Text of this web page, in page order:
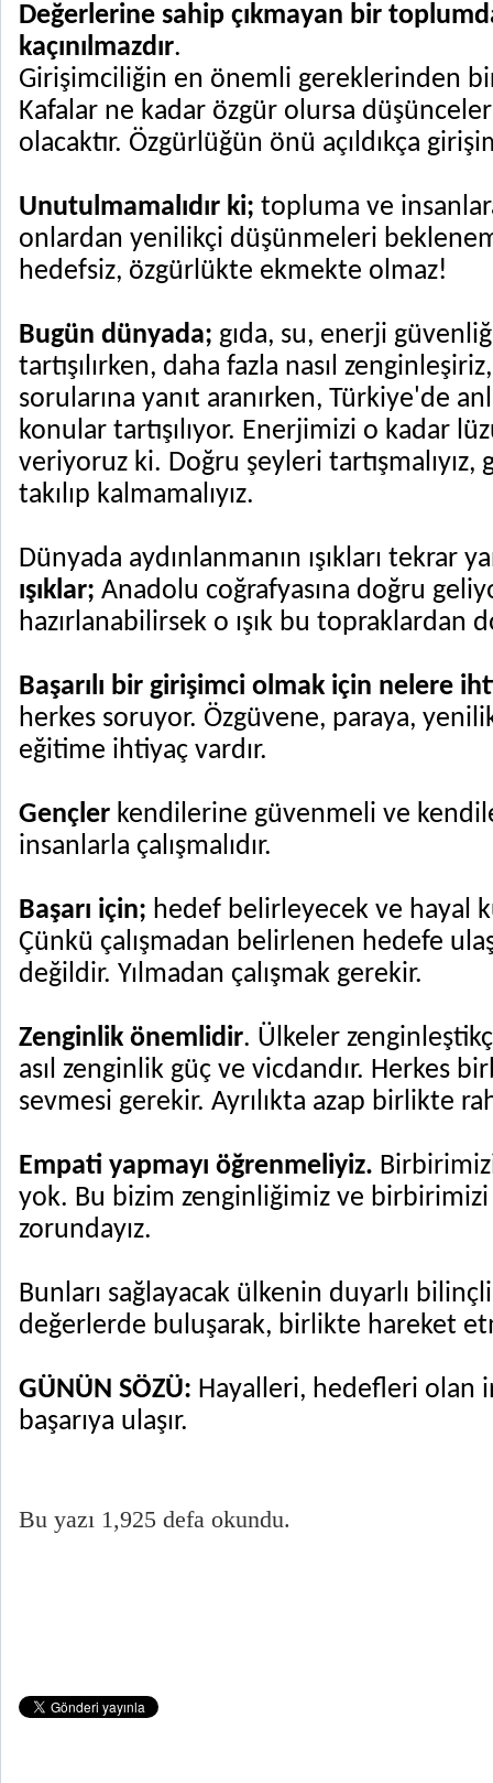
Değerlerine sahip çıkmayan bir
kaçınılmazdır.
Girişimciliğin en önemli gereklerinden
Kafalar ne kadar özgür olursa
olacaktır. Özgürlüğün önü açıldıkça
Unutulmamalıdır ki; topluma ve
onlardan yenilikçi düşünmeleri
hedefsiz, özgürlükte ekmekte olmaz!
Bugün dünyada; gıda, su, enerji
tartışılırken, daha fazla nasıl
sorularına yanıt aranırken, Türkiye'de
konular tartışılıyor. Enerjimizi o kadar
veriyoruz ki. Doğru şeyleri tartışmalıyız,
takılıp kalmamalıyız.
Dünyada aydınlanmanın ışıkları tekrar
ışıklar; Anadolu coğrafyasına doğru
hazırlanabilirsek o ışık bu topraklardan
Başarılı bir girişimci olmak için nelere
herkes soruyor. Özgüvene, paraya,
eğitime ihtiyaç vardır.
Gençler kendilerine güvenmeli ve
insanlarla çalışmalıdır.
Başarı için; hedef belirleyecek ve hayal
Çünkü çalışmadan belirlenen hedefe
değildir. Yılmadan çalışmak gerekir.
Zenginlik önemlidir. Ülkeler
asıl zenginlik güç ve vicdandır. Herkes
sevmesi gerekir. Ayrılıkta azap birlikte
Empati yapmayı öğrenmeliyiz.
yok. Bu bizim zenginliğimiz ve
zorundayız.
Bunları sağlayacak ülkenin duyarlı
değerlerde buluşarak, birlikte hareket
GÜNÜN SÖZÜ: Hayalleri, hedefleri olan
başarıya ulaşır.
Bu yazı 1,925 defa okundu.